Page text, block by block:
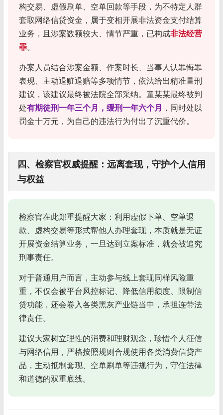
构交易、虚假刷单、空单回款等手段，为不特定人群
套取网络信贷资金，属于变相开展非法资金支付结算
业务，且涉案数额较大、情节严重，已构成非法经营
罪。
办案人员结合涉案金额、作案时长、当事人认罪悔罪
表现、主动退赃退赔等多项情节，依法给出精准量刑
建议，该建议最终被法院全部采纳。童某某最终被判
处有期徒刑一年三个月，缓刑一年六个月
，同时处以
罚金十万元，为自己的违法行为付出了沉重代价。
四、检察官权威提醒：远离套现，守护个人信用
与权益
检察官在此郑重提醒大家：利用虚假下单、空单退
款、虚构交易等形式帮他人办理套现，本质就是无证
开展资金结算业务，一旦达到立案标准，就会被追究
刑事责任。
对于普通用户而言，主动参与线上套现同样风险重
重，不仅会被平台风控标记、降低信用额度、限制信
贷功能，还会卷入各类黑灰产业链当中，承担连带法
律责任。
建议大家树立理性的消费和理财观念，珍惜个人 征信
与网络信用，严格按照规则合规使用各类消费信贷产
品，主动抵制套现、空单刷单等违规行为，守住法律
和道德的双重底线。